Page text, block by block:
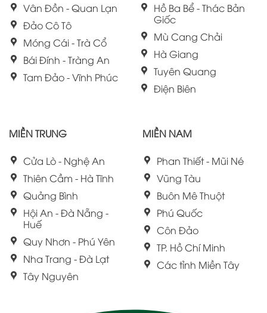
Vân Đồn - Quan Lạn
Đảo Cô Tô
Móng Cái - Trà Cổ
Bái Đính - Tràng An
Tam Đảo - Vĩnh Phúc
Hồ Ba Bể - Thác Bản
Giốc
Mù Cang Chải
Hà Giang
Tuyên Quang
Điện Biên
MIỀN TRUNG
Cửa Lò - Nghệ An
Thiên Cầm - Hà Tĩnh
Quảng Bình
Hội An - Đà Nẵng -
Huế
Quy Nhơn - Phú Yên
Nha Trang - Đà Lạt
Tây Nguyên
MIỀN NAM
Phan Thiết - Mũi Né
Vũng Tàu
Buôn Mê Thuột
Phú Quốc
Côn Đảo
TP. Hồ Chí Minh
Các tỉnh Miền Tây